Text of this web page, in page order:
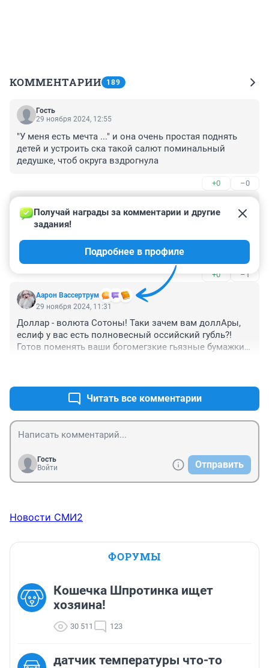
КОММЕНТАРИИ 189
Гость
29 ноября 2024, 12:55
"У меня есть мечта ..." и она очень простая поднять
детей и устроить ска такой салют поминальный
дедушке, чтоб округа вздрогнула
+0 –0
29 ноября 2024, 12:02
Эксперты как всегда спрятались за неконкретными
формулировками - "неопределенная геополитическая
...". Пурга все это песковская. Экономика вполне
материальный предмет и имеет четкие причинно-
следственные связи. А связь это простая:
- основа российской экономики природная рента
путем продажи сырья в более развитые страны
- в настоящий момент основной драйвер цен в мире
на сырье Китай сильно тормозит - невозможно
каждый год давать 10-12% роста ВВП. В итоге
замедление роста до 4-5% (практически на уровень
группы сырьевых товаров (кроме продовольствия)
- раздутый военный бюджет РФ требует денег. Молох
требует жертв. При меньшем поступлении валюты ЦБ
увеличивает курс, так всегда было.
Но экспертам не видеть очевидных вещей - какая
некомпетентность снизу доверху.
+0 –1
Аарон Вассертрум
Получай награды за комментарии и другие
задания!
Подробнее в профиле
29 ноября 2024, 11:31
Доллар - волюта Сотоны! Таки зачем вам доллАры,
еслиф у вас есть полновесный оссийский губль?!
Готов поменять ваши богомегзкие гьязные бумажки
Читать все комментарии
Гость
Войти
Отправить
Новости СМИ2
ФОРУМЫ
Кошечка Шпротинка ищет
хозяина!
30 511 123
датчик температуры что-то